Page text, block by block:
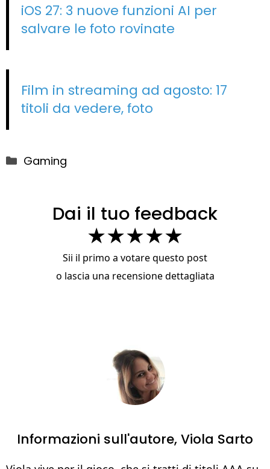
iOS 27: 3 nuove funzioni AI per
salvare le foto rovinate
Film in streaming ad agosto: 17
titoli da vedere, foto
Categorie
Gaming
Dai il tuo feedback
★★★★★
Sii il primo a votare questo post
o lascia una recensione dettagliata
Informazioni sull'autore,Viola Sarto